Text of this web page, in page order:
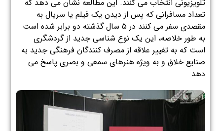
تلویزیونی انتخاب می کنند. این مطالعه نشان می دهد که
تعداد مسافرانی که پس از دیدن یک فیلم یا سریال به
مقصدی سفر می کنند در ۵ سال گذشته دو برابر شده است
به طور خلاصه، این یک نوع شناسی جدید از گردشگری
است که به تغییر علاقه از مصرف کنندگان فرهنگی جدید به
صنایع خلاق و به ویژه هنرهای سمعی و بصری پاسخ می
دهد